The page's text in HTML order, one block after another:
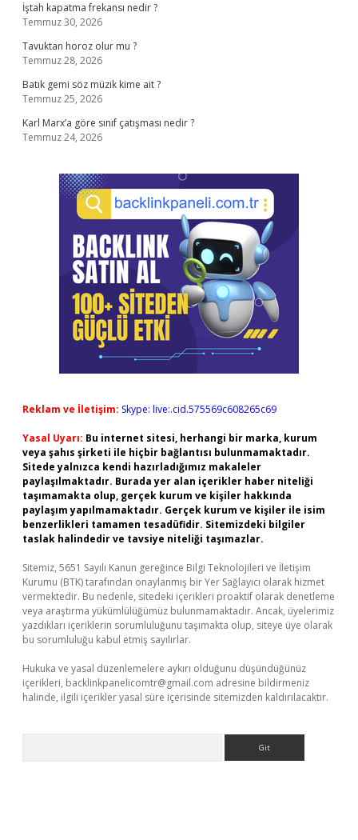
İştah kapatma frekansı nedir ?
Temmuz 30, 2026
Tavuktan horoz olur mu ?
Temmuz 28, 2026
Batık gemi söz müzik kime ait ?
Temmuz 25, 2026
Karl Marx’a göre sınıf çatışması nedir ?
Temmuz 24, 2026
Reklam ve İletişim: Skype: live:.cid.575569c608265c69
Yasal Uyarı: Bu internet sitesi, herhangi bir marka, kurum
veya şahıs şirketi ile hiçbir bağlantısı bulunmamaktadır.
Sitede yalnızca kendi hazırladığımız makaleler
paylaşılmaktadır. Burada yer alan içerikler haber niteliği
taşımamakta olup, gerçek kurum ve kişiler hakkında
paylaşım yapılmamaktadır. Gerçek kurum ve kişiler ile isim
benzerlikleri tamamen tesadüfidir. Sitemizdeki bilgiler
taslak halindedir ve tavsiye niteliği taşımazlar.
Sitemiz, 5651 Sayılı Kanun gereğince Bilgi Teknolojileri ve İletişim
Kurumu (BTK) tarafından onaylanmış bir Yer Sağlayıcı olarak hizmet
vermektedir. Bu nedenle, sitedeki içerikleri proaktif olarak denetleme
veya araştırma yükümlülüğümüz bulunmamaktadır. Ancak, üyelerimiz
yazdıkları içeriklerin sorumluluğunu taşımakta olup, siteye üye olarak
bu sorumluluğu kabul etmiş sayılırlar.
Hukuka ve yasal düzenlemelere aykırı olduğunu düşündüğünüz
içerikleri, backlinkpanelicomtr@gmail.com adresine bildirmeniz
halinde, ilgili içerikler yasal süre içerisinde sitemizden kaldırılacaktır.